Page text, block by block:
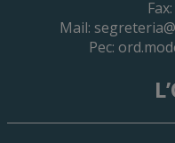
Mail:
Pec: